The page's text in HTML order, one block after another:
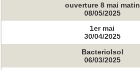
ouverture 8 mai matin
08/05/2025
1er mai
30/04/2025
Bacteriolsol
06/03/2025